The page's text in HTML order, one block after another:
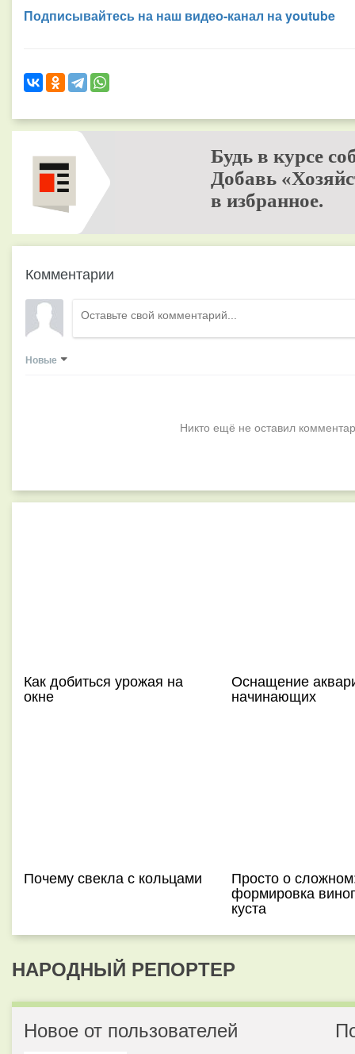
Подписывайтесь на наш видео-канал на youtube
Будь в курсе
Добавь
в избранное.
Комментарии
Новые
Никто ещё не оставил
Как добиться урожая на
окне
Оснащение
начинающих
Почему свекла с кольцами Просто о
формировка
куста
НАРОДНЫЙ РЕПОРТЕР
Новое от пользователей